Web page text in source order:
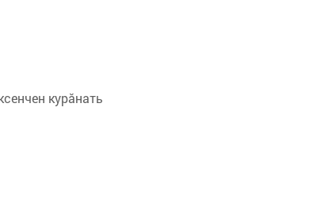
курăнать